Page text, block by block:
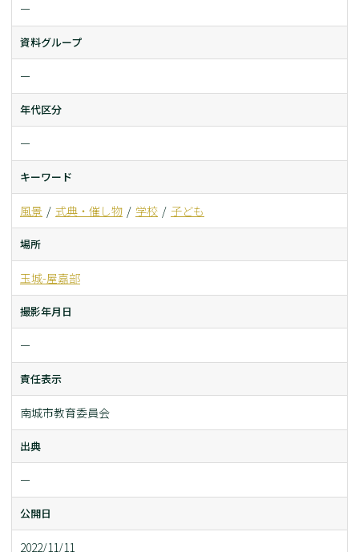
ー
資料グループ
ー
年代区分
ー
キーワード
風景 式典・催し物 学校 子ども
場所
玉城-屋嘉部
撮影年月日
ー
責任表示
南城市教育委員会
出典
ー
公開日
2022/11/11